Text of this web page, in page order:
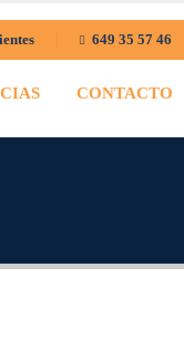
649 35 57 46
CONTACTO